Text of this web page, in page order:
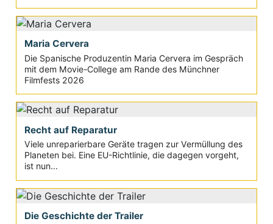
Maria Cervera
Die Spanische Produzentin Maria Cervera im Gespräch
mit dem Movie-College am Rande des Münchner
Filmfests 2026
Recht auf Reparatur
Viele unreparierbare Geräte tragen zur Vermüllung des
Planeten bei. Eine EU-Richtlinie, die dagegen vorgeht,
ist nun...
Die Geschichte der Trailer